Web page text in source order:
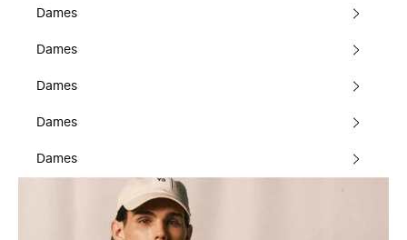
Dames
Dames
Dames
Dames
Dames